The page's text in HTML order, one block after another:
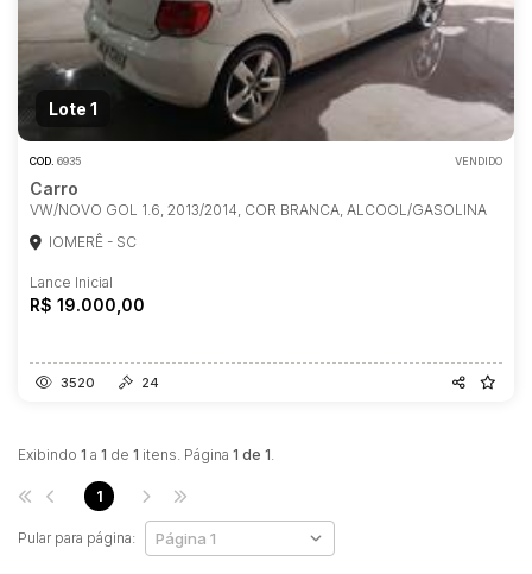
propostas
Lote 1
COD. 6935 VENDIDO
Carro
VW/NOVO GOL 1.6, 2013/2014, COR BRANCA, ALCOOL/GASOLINA
IOMERÊ - SC
Lance Inicial
R$ 19.000,00
3520 24
Exibindo 1 a 1 de 1 itens. Página 1 de 1.
Pular para página:
1